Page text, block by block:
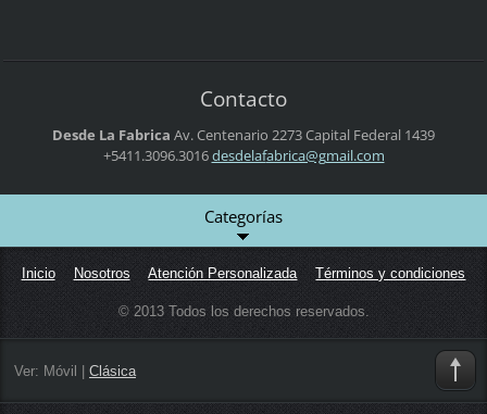
Contacto
Desde La Fabrica Av. Centenario 2273Capital Federal 1439
+5411.3096.3016desdelafabrica@gmail.com
Categorías
Inicio Nosotros Atención Personalizada Términos y condiciones
© 2013 Todos los derechos reservados.
Ver: Móvil Clásica